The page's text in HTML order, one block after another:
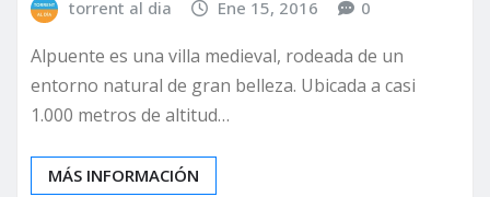
torrent al dia Ene 15, 2016 0
Alpuente es una villa medieval, rodeada de un
entorno natural de gran belleza. Ubicada a casi
1.000 metros de altitud…
MÁS INFORMACIÓN